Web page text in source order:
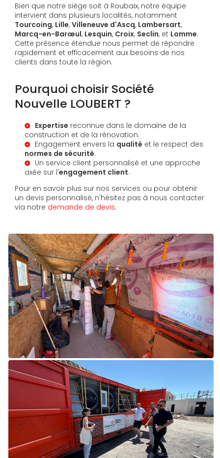
Bien que notre siège soit à Roubaix, notre équipe
intervient dans plusieurs localités, notamment
Tourcoing, Lille, Villeneuve d'Ascq, Lambersart,
Marcq-en-Barœul, Lesquin, Croix, Seclin, et Lomme.
Cette présence étendue nous permet de répondre
rapidement et efficacement aux besoins de nos
clients dans toute la région.
Pourquoi choisir Société
Nouvelle LOUBERT ?
Expertise reconnue dans le domaine de la
construction et de la rénovation.
Engagement envers la qualité et le respect des
normes de sécurité.
Un service client personnalisé et une approche
axée sur l'engagement client.
Pour en savoir plus sur nos services ou pour obtenir
un devis personnalisé, n'hésitez pas à nous contacter
via notre demande de devis.